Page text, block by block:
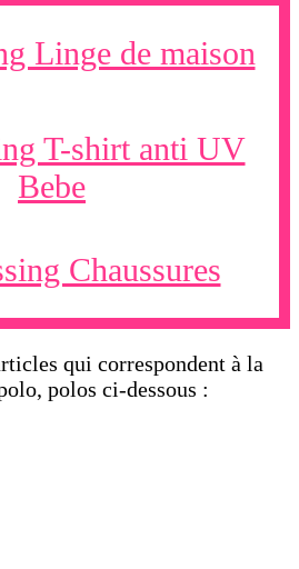
Linge de maison
T-shirt anti UV
Bebe
Chaussures
qui correspondent à la
polos ci-dessous :